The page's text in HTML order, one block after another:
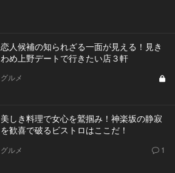
恋人候補の知られざる一面が見える！見き
わめ上野デートで行きたい店３軒
グルメ
美しき料理で女心を鷲掴み！神楽坂の静寂
を歓喜で破るビストロはここだ！
グルメ 1